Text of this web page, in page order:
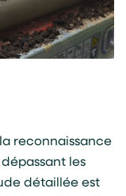
reconnaissance
les
détaillée est